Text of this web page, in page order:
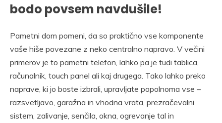
bodo povsem navdušile!
Pametni dom pomeni, da so praktično vse komponente
vaše hiše povezane z neko centralno napravo. V večini
primerov je to pametni telefon, lahko pa je tudi tablica,
računalnik, touch panel ali kaj drugega. Tako lahko preko
naprave, ki jo boste izbrali, upravljate popolnoma vse –
razsvetljavo, garažna in vhodna vrata, prezračevalni
sistem, zalivanje, senčila, okna, ogrevanje tal in